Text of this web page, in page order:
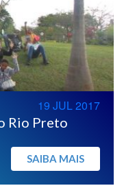
Rio Preto
19 JUL 2017
SAIBA MAIS